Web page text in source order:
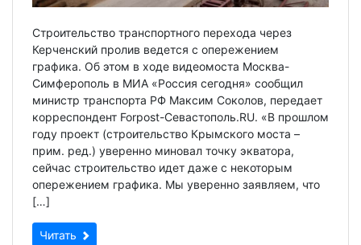
Строительство транспортного перехода через
Керченский пролив ведется с опережением
графика. Об этом в ходе видеомоста Москва-
Симферополь в МИА «Россия сегодня» сообщил
министр транспорта РФ Максим Соколов, передает
корреспондент Forpost-Севастополь.RU. «В прошлом
году проект (строительство Крымского моста –
прим. ред.) уверенно миновал точку экватора,
сейчас строительство идет даже с некоторым
опережением графика. Мы уверенно заявляем, что
[…]
Читать